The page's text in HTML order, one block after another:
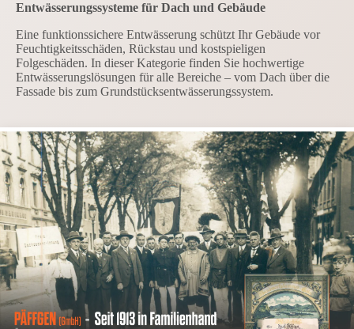
Entwässerungssysteme für Dach und Gebäude
Eine funktionssichere Entwässerung schützt Ihr Gebäude vor
Feuchtigkeitsschäden, Rückstau und kostspieligen
Folgeschäden. In dieser Kategorie finden Sie hochwertige
Entwässerungslösungen für alle Bereiche – vom Dach über die
Fassade bis zum Grundstücksentwässerungssystem.
(Interne Navigation)